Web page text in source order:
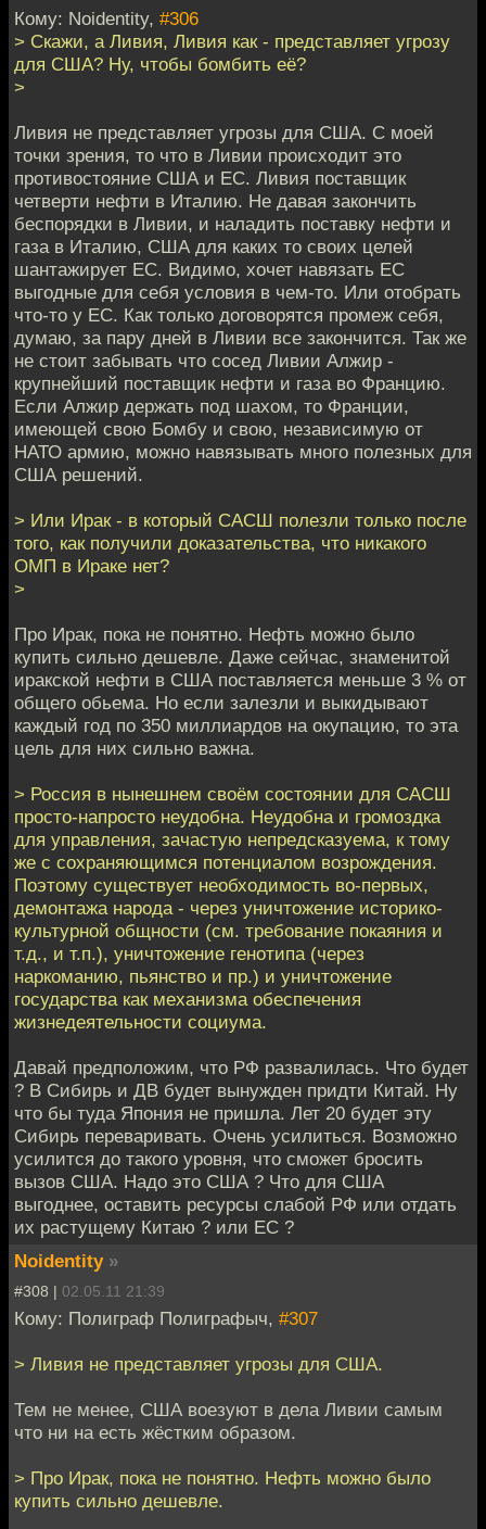
Кому: Noidentity, #306
> Скажи, а Ливия, Ливия как - представляет угрозу
для США? Ну, чтобы бомбить её?
>
Ливия не представляет угрозы для США. С моей
точки зрения, то что в Ливии происходит это
противостояние США и ЕС. Ливия поставщик
четверти нефти в Италию. Не давая закончить
беспорядки в Ливии, и наладить поставку нефти и
газа в Италию, США для каких то своих целей
шантажирует ЕС. Видимо, хочет навязать ЕС
выгодные для себя условия в чем-то. Или отобрать
что-то у ЕС. Как только договорятся промеж себя,
думаю, за пару дней в Ливии все закончится. Так же
не стоит забывать что сосед Ливии Алжир -
крупнейший поставщик нефти и газа во Францию.
Если Алжир держать под шахом, то Франции,
имеющей свою Бомбу и свою, независимую от
НАТО армию, можно навязывать много полезных для
США решений.
> Или Ирак - в который САСШ полезли только после
того, как получили доказательства, что никакого
ОМП в Ираке нет?
>
Про Ирак, пока не понятно. Нефть можно было
купить сильно дешевле. Даже сейчас, знаменитой
иракской нефти в США поставляется меньше 3 % от
общего обьема. Но если залезли и выкидывают
каждый год по 350 миллиардов на окупацию, то эта
цель для них сильно важна.
> Россия в нынешнем своём состоянии для САСШ
просто-напросто неудобна. Неудобна и громоздка
для управления, зачастую непредсказуема, к тому
же с сохраняющимся потенциалом возрождения.
Поэтому существует необходимость во-первых,
демонтажа народа - через уничтожение историко-
культурной общности (см. требование покаяния и
т.д., и т.п.), уничтожение генотипа (через
наркоманию, пьянство и пр.) и уничтожение
государства как механизма обеспечения
жизнедеятельности социума.
Давай предположим, что РФ развалилась. Что будет
? В Сибирь и ДВ будет вынужден придти Китай. Ну
что бы туда Япония не пришла. Лет 20 будет эту
Сибирь переваривать. Очень усилиться. Возможно
усилится до такого уровня, что сможет бросить
вызов США. Надо это США ? Что для США
выгоднее, оставить ресурсы слабой РФ или отдать
их растущему Китаю ? или ЕС ?
Noidentity »
#308 | 02.05.11 21:39
Кому: Полиграф Полиграфыч, #307
> Ливия не представляет угрозы для США.
Тем не менее, США воезуют в дела Ливии самым
что ни на есть жёстким образом.
> Про Ирак, пока не понятно. Нефть можно было
купить сильно дешевле.